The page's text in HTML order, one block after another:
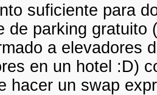
suficiente para
de parking gratuito
a elevadores
en un hotel :D)
hacer un swap